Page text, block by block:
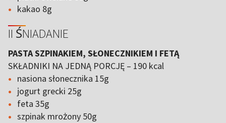
kakao 8g
II ŚNIADANIE
PASTA SZPINAKIEM, SŁONECZNIKIEM I FETĄ
SKŁADNIKI NA JEDNĄ PORCJĘ – 190 kcal
nasiona słonecznika 15g
jogurt grecki 25g
feta 35g
szpinak mrożony 50g